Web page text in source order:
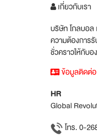
เกี่ยวกับเรา
บริษัท โกลบอล
ความต้องการ
ชั่วคราวให้กับ
ข้อมูลติดต่อ
HR
Global
โทร. 0-